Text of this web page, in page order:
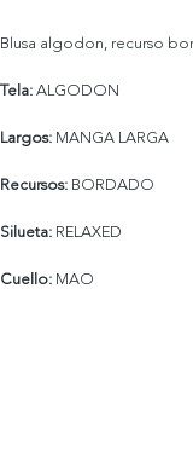
Blusa algodon, recurso
Tela: ALGODON
Largos: MANGA LARGA
Recursos: BORDADO
Silueta: RELAXED
Cuello: MAO